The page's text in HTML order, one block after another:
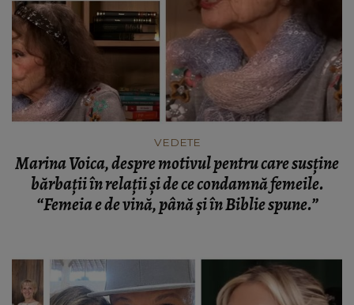
VEDETE
Marina Voica, despre motivul pentru care susține
bărbații în relații și de ce condamnă femeile.
“Femeia e de vină, până și în Biblie spune.”